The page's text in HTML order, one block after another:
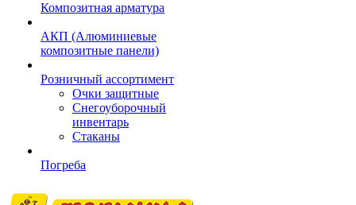
Композитная арматура
АКП (Алюминиевые
композитные панели)
Розничный ассортимент
Очки защитные
Снегоуборочный
инвентарь
Стаканы
Погреба